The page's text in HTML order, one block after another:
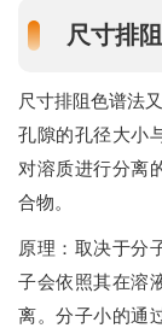
尺寸排
尺寸排阻色谱法
孔隙的孔径大小
对溶质进行分离
合物。
原理：取决于分
子会依照其在溶
离。分子小的通